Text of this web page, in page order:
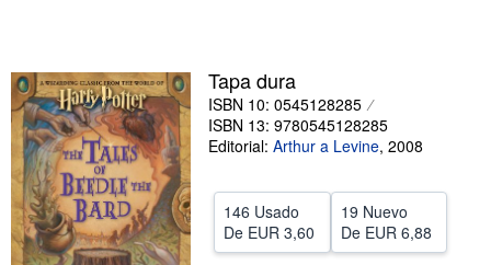
Ayuda
CERRAR
Tapa dura
ISBN 10: 0545128285
ISBN 13: 9780545128285
Editorial: Arthur a Levine, 2008
146 Usado
De EUR 3,60
19 Nuevo
De EUR 6,88